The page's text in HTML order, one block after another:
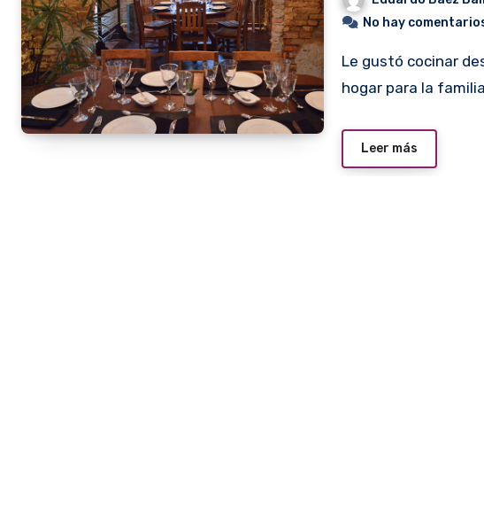
No hay
Le gustó cocinar desde siempre, por hobby. Lo hacía en su
hogar para la
Leer más